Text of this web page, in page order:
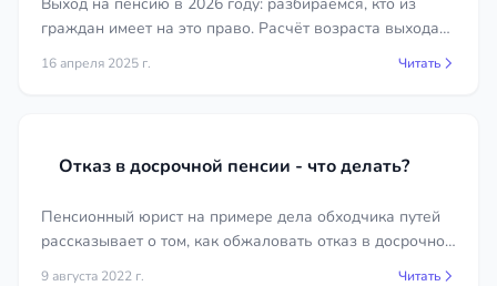
граждан имеет на это право. Расчёт возраста выхода
на пенсию для мужчин и женщин, родившихся в
разные годы.
16 апреля 2025 г. Читать
Отказ в досрочной пенсии - что делать?
Пенсионный юрист на примере дела обходчика путей
рассказывает о том, как обжаловать отказ в досрочной
пенсии в суде.
9 августа 2022 г. Читать